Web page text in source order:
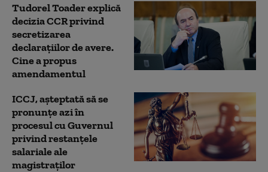
Tudorel Toader explică
decizia CCR privind
secretizarea
declarațiilor de avere.
Cine a propus
amendamentul
ICCJ, așteptată să se
pronunţe azi în
procesul cu Guvernul
privind restanţele
salariale ale
magistraţilor